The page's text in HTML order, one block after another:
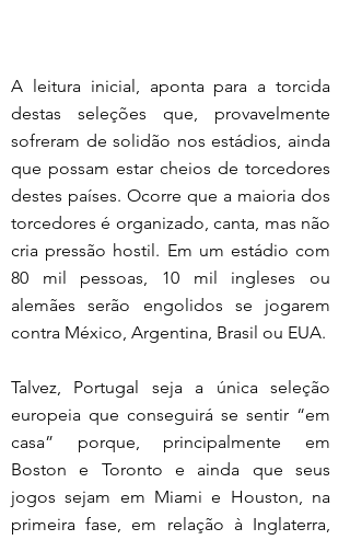
A leitura inicial, aponta para a torcida
destas seleções que, provavelmente
sofreram de solidão nos estádios, ainda
que possam estar cheios de torcedores
destes países. Ocorre que a maioria dos
torcedores é organizado, canta, mas não
cria pressão hostil. Em um estádio com
80 mil pessoas, 10 mil ingleses ou
alemães serão engolidos se jogarem
contra México, Argentina, Brasil ou EUA.
Talvez, Portugal seja a única seleção
europeia que conseguirá se sentir “em
casa” porque, principalmente em
Boston e Toronto e ainda que seus
jogos sejam em Miami e Houston, na
primeira fase, em relação à Inglaterra,